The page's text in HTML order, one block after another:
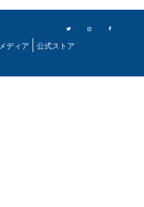
メディア
公式ストア